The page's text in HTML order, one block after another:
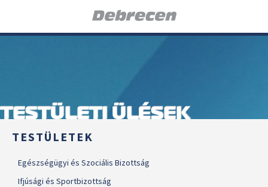
TESTÜLETI ÜLÉSEK
TESTÜLETEK
Egészségügyi és Szociális Bizottság
Ifjúsági és Sportbizottság